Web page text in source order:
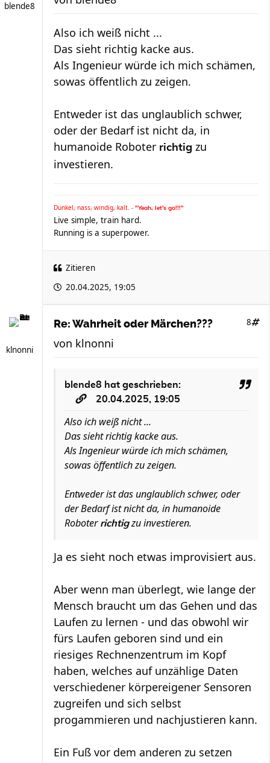
blende8
Also ich weiß nicht ...
Das sieht richtig kacke aus.
Als Ingenieur würde ich mich schämen,
sowas öffentlich zu zeigen.
Entweder ist das unglaublich schwer,
oder der Bedarf ist nicht da, in
humanoide Roboter richtig zu
investieren.
Dunkel, nass, windig, kalt. - "Yeah, let's go!!!"
Live simple, train hard.
Running is a superpower.
Zitieren
20.04.2025, 19:05
klnonni
Re: Wahrheit oder Märchen??? 8
von klnonni
blende8 hat geschrieben:
20.04.2025, 19:05
Also ich weiß nicht ...
Das sieht richtig kacke aus.
Als Ingenieur würde ich mich schämen,
sowas öffentlich zu zeigen.
Entweder ist das unglaublich schwer, oder
der Bedarf ist nicht da, in humanoide
Roboter richtigzu investieren.
Ja es sieht noch etwas improvisiert aus.
Aber wenn man überlegt, wie lange der
Mensch braucht um das Gehen und das
Laufen zu lernen - und das obwohl wir
fürs Laufen geboren sind und ein
riesiges Rechnenzentrum im Kopf
haben, welches auf unzählige Daten
verschiedener körpereigener Sensoren
zugreifen und sich selbst
progammieren und nachjustieren kann.
Ein Fuß vor dem anderen zu setzen